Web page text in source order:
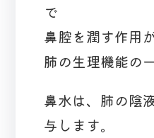
で
鼻腔を潤す作用
肺の生理機能の
鼻水は、肺の陰
与します。